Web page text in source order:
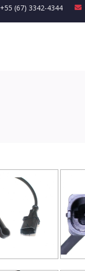
+55 (67) 3342-4344